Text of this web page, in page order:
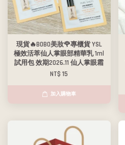
現貨🔥BOBO美妝🌹專櫃貨 YSL
極效活萃仙人掌眼部精華乳 1ml
試用包 效期2026.11 仙人掌眼霜
NT$ 15
加入購物車